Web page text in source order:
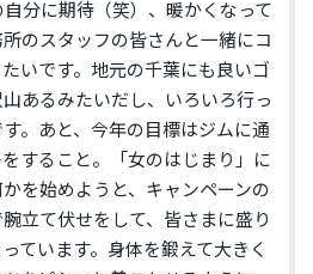
自分に期待（笑）、暖かくなって
のスタッフの皆さんと一緒にコ
いです。地元の千葉にも良いゴ
あるみたいだし、いろいろ行っ
。あと、今年の目標はジムに通
をすること。「女のはじまり」に
を始めようと、キャンペーンの
立て伏せをして、皆さまに盛り
っています。身体を鍛えて大きく